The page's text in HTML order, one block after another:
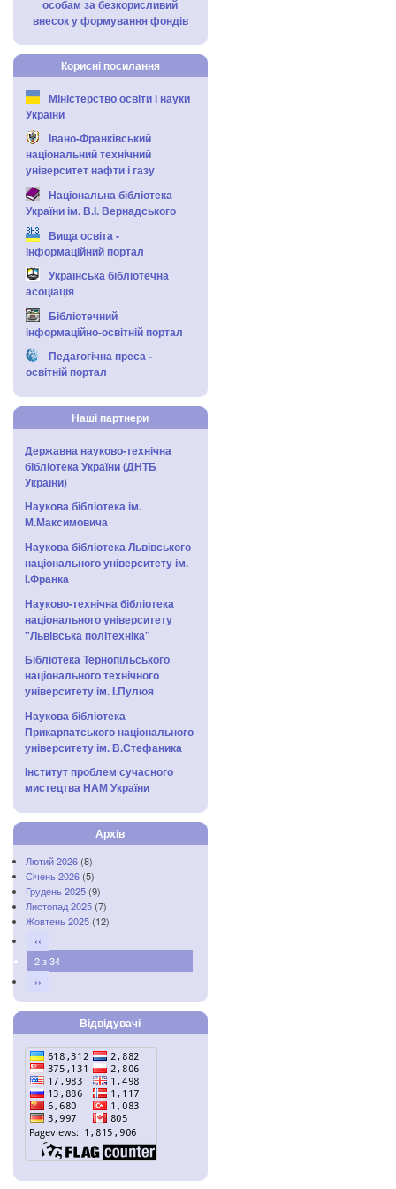
особам за безкорисливий
внесок у формування фондів
Корисні посилання
Міністерство освіти і науки
України
Івано-Франківський
національний технічний
університет нафти і газу
Національна бібліотека
України ім. В.І. Вернадського
Вища освіта -
інформаційний портал
Українська бібліотечна
асоціація
Бібліотечний
інформаційно-освітній портал
Педагогічна преса -
освітній портал
Наші партнери
Державна науково-технічна
бібліотека України (ДНТБ
України)
Наукова бібліотека ім.
М.Максимовича
Наукова бібліотека Львівського
національного університету ім.
І.Франка
Науково-технічна бібліотека
національного університету
"Львівська політехніка"
Бібліотека Тернопільського
національного технічного
університету ім. І.Пулюя
Наукова бібліотека
Прикарпатського національного
університету ім. В.Стефаника
Інститут проблем сучасного
мистецтва НАМ України
Архів
Лютий 2026 (8)
Січень 2026 (5)
Грудень 2025 (9)
Листопад 2025 (7)
Жовтень 2025 (12)
‹‹
2 з 34
››
Відвідувачі